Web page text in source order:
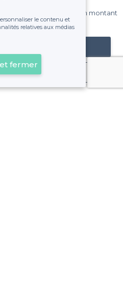
vous payez un montant
déraper la facture.
établissement
client
le contenu et
relatives aux médias
fermer